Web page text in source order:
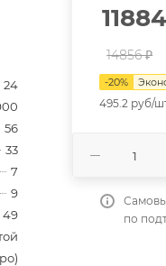
24
56
33
7
9
49
14856 ₽
-20%
495.2 руб/
по